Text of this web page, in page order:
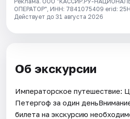
ОПЕРАТОР", ИНН: 7841075409 erid:
Действует до 31 августа 2026
Об экскурсии
Императорское путешествие:
Петергоф за один
билета на экскурсию